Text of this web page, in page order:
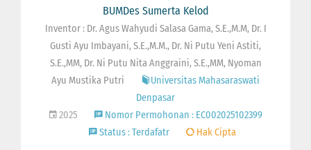
BUMDes Sumerta Kelod
Inventor : Dr. Agus Wahyudi Salasa Gama, S.E.,M.M, Dr. I
Gusti Ayu Imbayani, S.E.,M.M., Dr. Ni Putu Yeni Astiti,
S.E.,MM, Dr. Ni Putu Nita Anggraini, S.E.,MM, Nyoman
Ayu Mustika Putri
Universitas Mahasaraswati
Denpasar
2025
Nomor Permohonan : EC002025102399
Status : Terdafatr
Hak Cipta